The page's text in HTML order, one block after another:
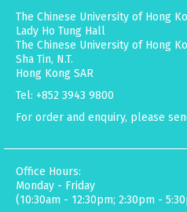
The Chinese University of Hong
Lady Ho Tung Hall
The Chinese University of Hong
Sha Tin, N.T.
Hong Kong SAR
Tel: +852 3943 9800
For order and enquiry, please
Office Hours:
Monday - Friday
(10:30am - 12:30pm; 2:30pm -